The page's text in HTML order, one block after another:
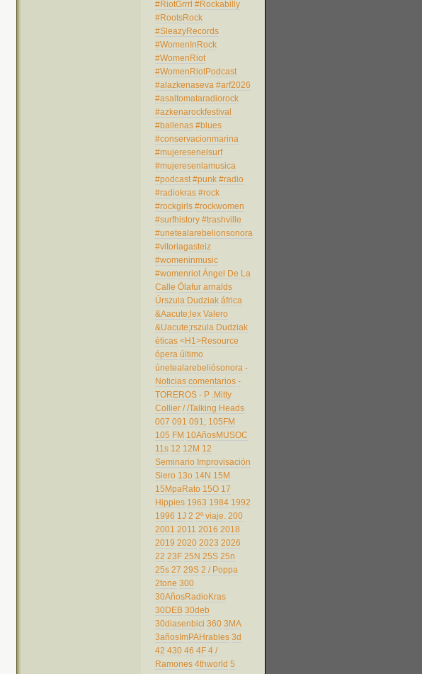
#RiotGrrrl #Rockabilly
#RootsRock
#SleazyRecords
#WomenInRock
#WomenRiot
#WomenRiotPodcast
#alazkenaseva #arf2026
#asaltomataradiorock
#azkenarockfestival
#ballenas #blues
#conservacionmarina
#mujeresenelsurf
#mujeresenlamusica
#podcast #punk #radio
#radiokras #rock
#rockgirls #rockwomen
#surfhistory #trashville
#unetealarebelionsonora
#vitoriagasteiz
#womeninmusic
#womenriot Ángel De La
Calle Ölafur arnalds
Úrszula Dudziak áfrica
&Aacute;lex Valero
&Uacute;rszula Dudziak
éticas <H1>Resource
ópera último
únetealarebeliósonora -
Noticias comentarios -
TOREROS - P .Mitty
Collier / /Talking Heads
007 091 091; 105FM
105 FM 10AñosMUSOC
11s 12 12M 12
Seminario Improvisación
Siero 13o 14N 15M
15MpaRato 15O 17
Hippies 1963 1984 1992
1996 1J 2 2º viaje. 200
2001 2011 2016 2018
2019 2020 2023 2026
22 23F 25N 25S 25n
25s 27 29S 2 / Poppa
2tone 300
30AñosRadioKras
30DEB 30deb
30diasenbici 360 3MA
3añosImPAHrables 3d
42 430 46 4F 4 /
Ramones 4thworld 5